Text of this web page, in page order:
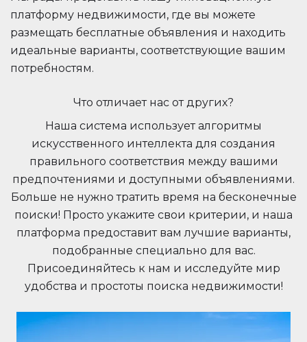
платформу недвижимости, где вы можете
размещать бесплатные объявления и находить
идеальные варианты, соответствующие вашим
потребностям.
Что отличает нас от других?
Наша система использует алгоритмы
искусственного интеллекта для создания
правильного соответствия между вашими
предпочтениями и доступными объявлениями.
Больше не нужно тратить время на бесконечные
поиски! Просто укажите свои критерии, и наша
платформа предоставит вам лучшие варианты,
подобранные специально для вас.
Присоединяйтесь к нам и исследуйте мир
удобства и простоты поиска недвижимости!